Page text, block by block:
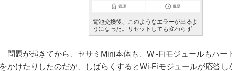
電池交換後、このようなエラーが出るよ
うになった。リセットしても変わらず
問題が起きてから、セサミMini本体も、Wi-Fiモジュールもハー
をかけたりしたのだが、しばらくするとWi-Fiモジュールが応答し